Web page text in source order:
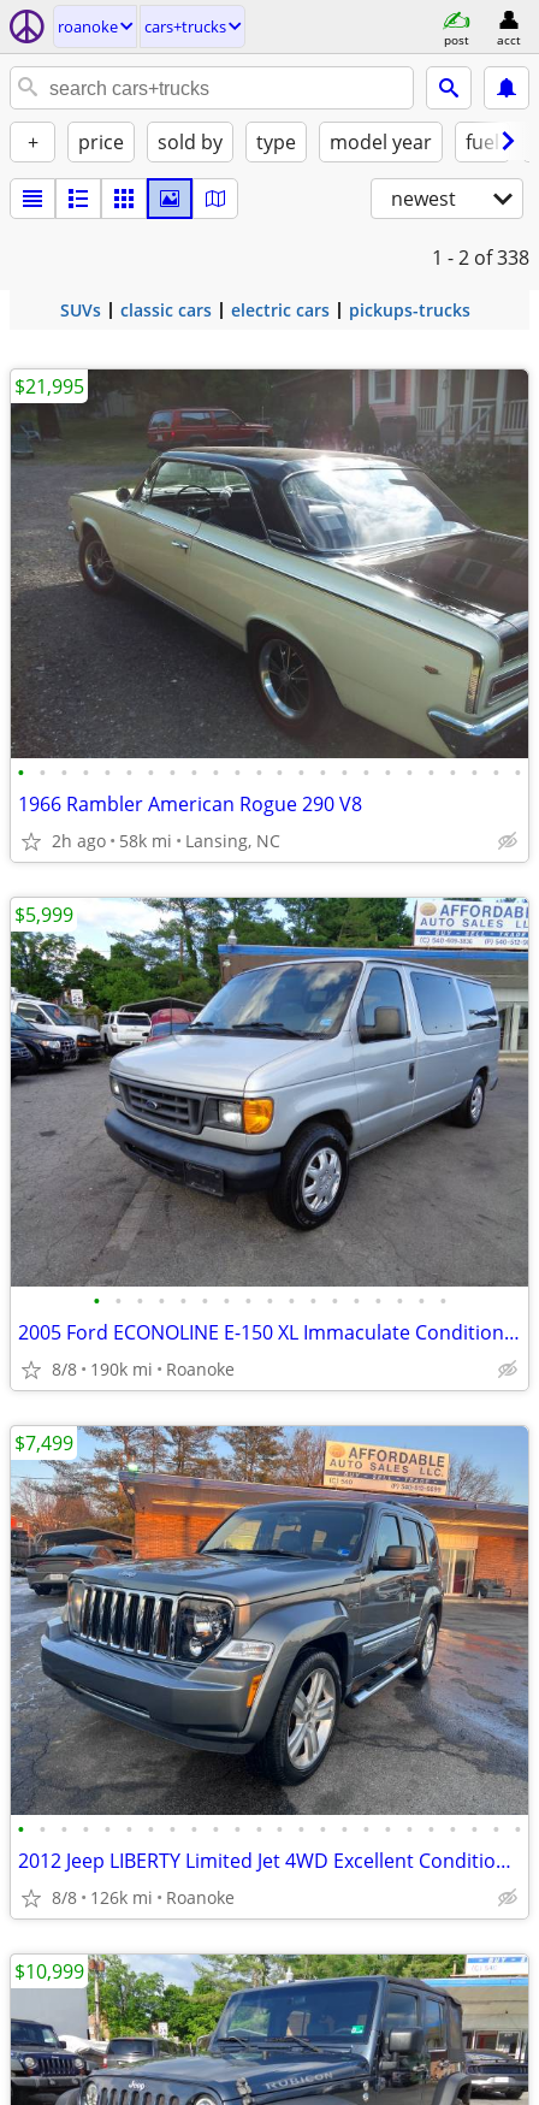
roanoke cars+trucks
post acct
+ price sold by type model year fuel
newest
1 - 2 of 338
SUVs classic cars electric cars pickups-trucks
• • • • • • • • • • • • • • • • • • • • • • • •
1966 Rambler American Rogue 290 V8
2h ago 58k mi Lansing, NC
$21,995
• • • • • • • • • • • • • • • • •
2005 Ford ECONOLINE E-150 XL Immaculate Condition +90 Days Warranty
8/8 190k mi Roanoke
$5,999
• • • • • • • • • • • • • • • • • • • • • • • •
2012 Jeep LIBERTY Limited Jet 4WD Excellent Condition +90 Days Warrant
8/8 126k mi Roanoke
$7,499
$10,999